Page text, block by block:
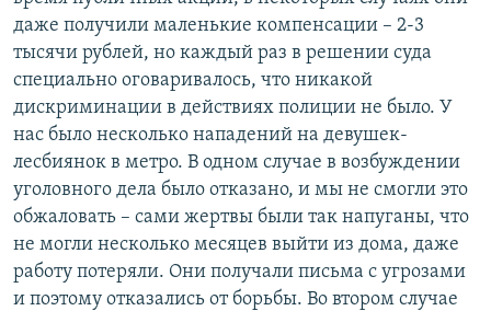
даже получили маленькие компенсации – 2-3
тысячи рублей, но каждый раз в решении суда
специально оговаривалось, что никакой
дискриминации в действиях полиции не было. У
нас было несколько нападений на девушек-
лесбиянок в метро. В одном случае в возбуждении
уголовного дела было отказано, и мы не смогли это
обжаловать – сами жертвы были так напуганы, что
не могли несколько месяцев выйти из дома, даже
работу потеряли. Они получали письма с угрозами
и поэтому отказались от борьбы. Во втором случае